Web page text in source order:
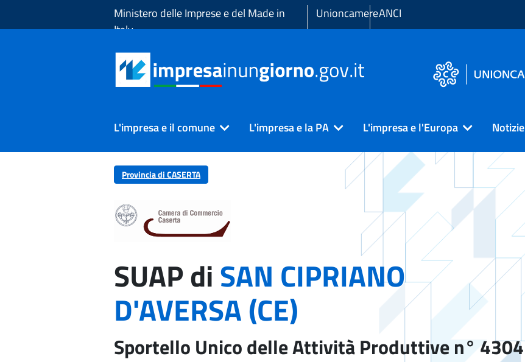
Ministero delle Imprese e del Made in
Italy
UnioncamereANCI
L'impresa e il comune L'impresa e la PA L'impresa e l'Europa Notizie
Provincia di CASERTA
SUAP diSAN CIPRIANO
D'AVERSA (CE)
Sportello Unico delle Attività Produttive n° 4304